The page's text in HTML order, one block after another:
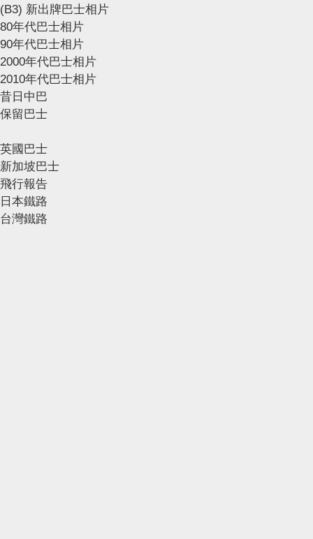
(B3) 新出牌巴士相片
80年代巴士相片
90年代巴士相片
2000年代巴士相片
2010年代巴士相片
昔日中巴
保留巴士
英國巴士
新加坡巴士
飛行報告
日本鐵路
台灣鐵路